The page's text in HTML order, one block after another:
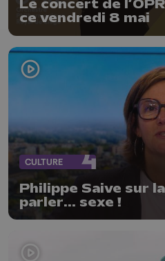
Le concert de
ce vendredi 8 mai
CULTURE
Philippe Saive sur
parler... sexe !